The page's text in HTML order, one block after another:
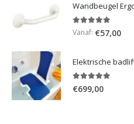
Wandbeugel
5.00out of 5
Vanaf: €57,00
€699,00